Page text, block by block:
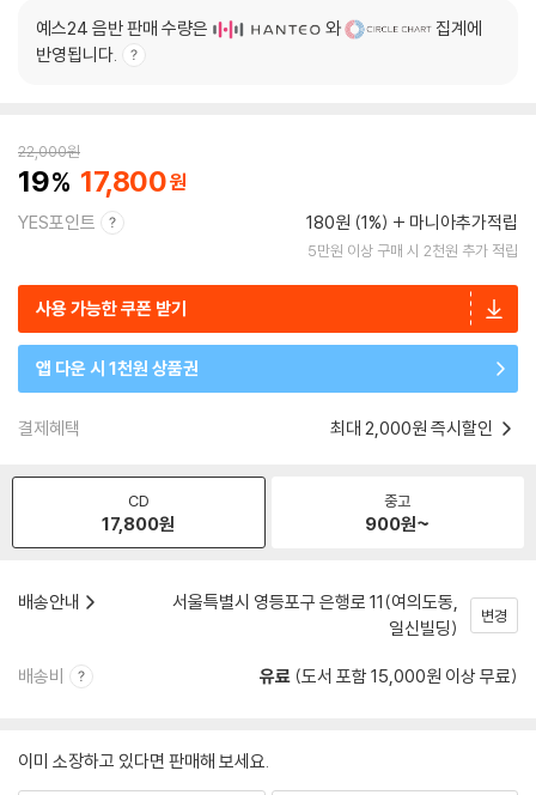
예스24 음반 판매 수량은 와
집계에
반영됩니다.
22,000원
19 17,800
YES포인트 180원 (1%) 마니아추가적립
5만원 이상 구매 시 2천원 추가 적립
사용 가능한 쿠폰 받기
앱 다운 시 1천원 상품권
결제혜택 최대 2,000원 즉시할인
CD
17,800원
중고
900원~
배송안내
서울특별시 영등포구 은행로 11(여의도동,
일신빌딩)
변경
배송비 유료 (도서 포함 15,000원 이상 무료)
이미 소장하고 있다면 판매해 보세요.